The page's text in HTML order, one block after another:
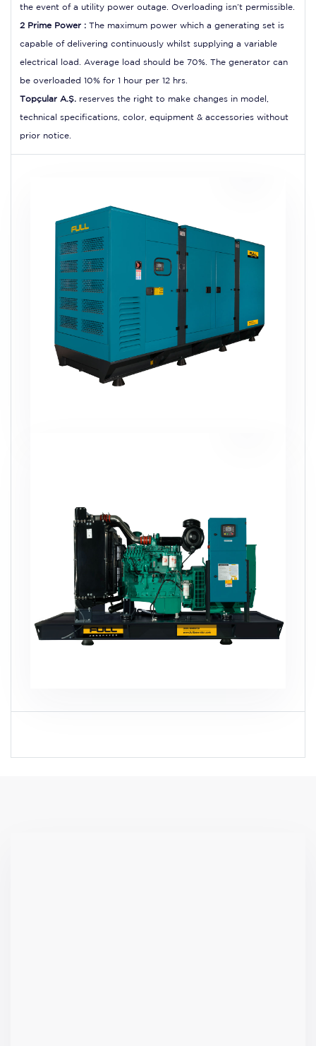
the event of a utility power outage. Overloading isn’t permissible.
2 Prime Power : The maximum power which a generating set is
capable of delivering continuously whilst supplying a variable
electrical load. Average load should be 70%. The generator can
be overloaded 10% for 1 hour per 12 hrs.
Topçular A.Ş. reserves the right to make changes in model,
technical specifications, color, equipment & accessories without
prior notice.